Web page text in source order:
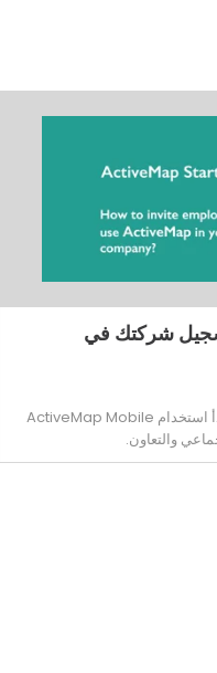
شركتك في
ادعُ زملاءك بسرعة وابدأ استخدام ActiveMap Mobile
والتعاون.